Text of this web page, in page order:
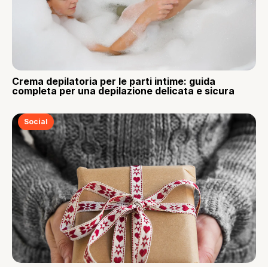
Crema depilatoria per le parti intime: guida
completa per una depilazione delicata e sicura
Social